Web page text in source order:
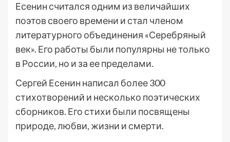
Есенин считался одним из величайших
поэтов своего времени и стал членом
литературного объединения «Серебряный
век». Его работы были популярны не только
в России, но и за ее пределами.
Сергей Есенин написал более 300
стихотворений и несколько поэтических
сборников. Его стихи были посвящены
природе, любви, жизни и смерти.